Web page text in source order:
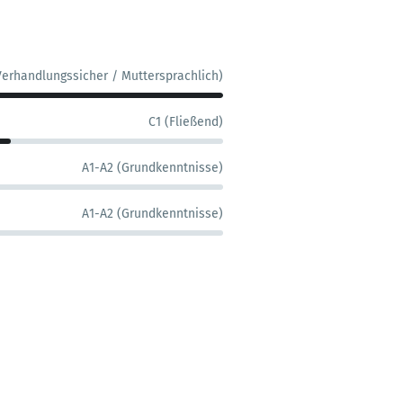
/ Muttersprachlich)
C1 (Fließend)
A1-A2 (Grundkenntnisse)
A1-A2 (Grundkenntnisse)